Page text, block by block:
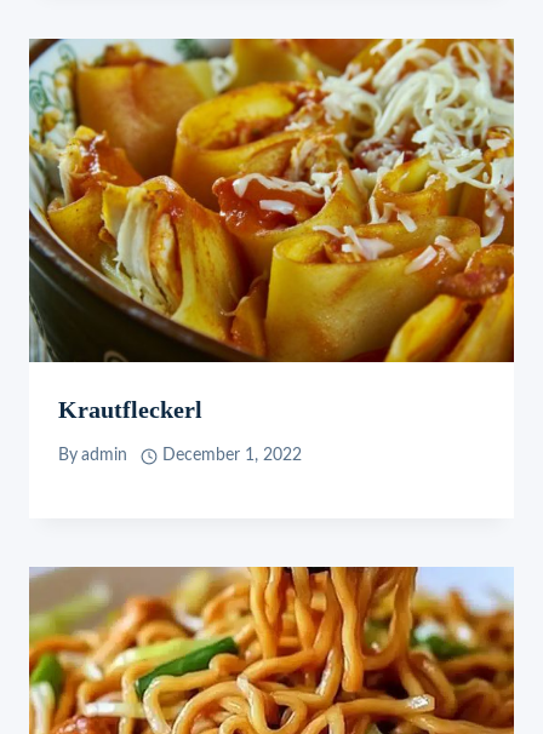
Krautfleckerl
By admin December 1, 2022